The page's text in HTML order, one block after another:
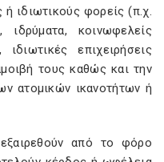
ιδιωτικούς φορείς (π.χ.
ιδρύματα, κοινωφελείς
επιχειρήσεις
τους καθώς και την
ατομικών ικανοτήτων ή
από το φόρο